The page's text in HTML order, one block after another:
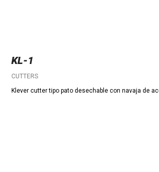
KL-1
CUTTERS
Klever cutter tipo pato desechable con navaja de